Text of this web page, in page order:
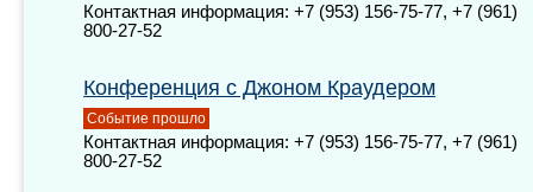
Контактная информация: +7 (953) 156-75-77, +7 (961)
800-27-52
Конференция с Джоном Краудером
Событие прошло
Контактная информация: +7 (953) 156-75-77, +7 (961)
800-27-52